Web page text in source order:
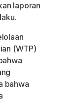
laporan
(WTP)
bahwa